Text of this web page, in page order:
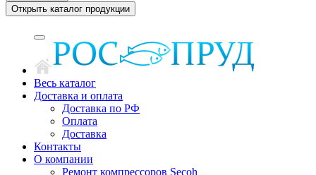
Открыть каталог продукции
Весь каталог
Доставка и оплата
Доставка по РФ
Оплата
Доставка
Контакты
О компании
Ремонт компрессоров Secoh